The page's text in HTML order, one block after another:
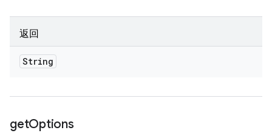
返回
String
getOptions